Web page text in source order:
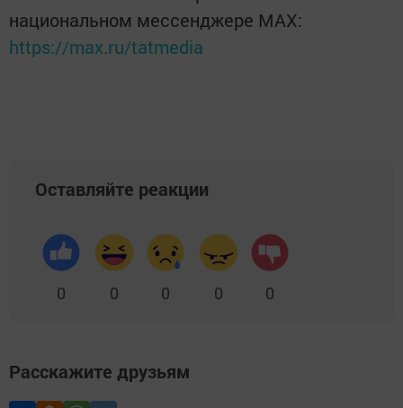
национальном мессенджере MАХ:
https://max.ru/tatmedia
Оставляйте реакции
0 0 0 0 0
Расскажите друзьям